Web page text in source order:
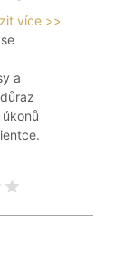
více >>
a